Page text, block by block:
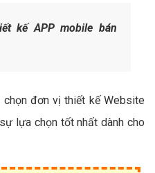
kế APP mobile bán
đơn vị thiết kế Website
lựa chọn tốt nhất dành cho